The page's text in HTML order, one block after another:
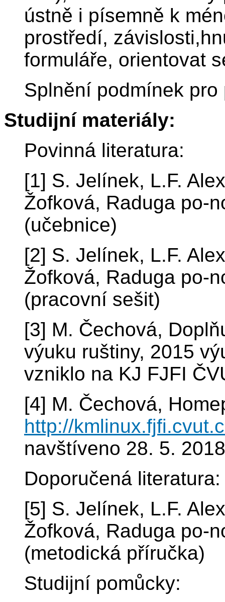
ústně i písemně k
prostředí,
formuláře, orientovat
Splnění podmínek
Studijní materiály:
Povinná literatura:
[1] S. Jelínek, L.F.
Žofková, Raduga po-
(učebnice)
[2] S. Jelínek, L.F.
Žofková, Raduga po-
(pracovní sešit)
[3] M. Čechová,
výuku ruštiny, 2015
vzniklo na KJ FJFI
[4] M. Čechová,
http://
navštíveno 28. 5. 2018
Doporučená literatura:
[5] S. Jelínek, L.F.
Žofková, Raduga po-
(metodická příručka)
Studijní pomůcky: